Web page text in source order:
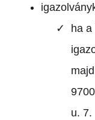
ha a
u. 7.